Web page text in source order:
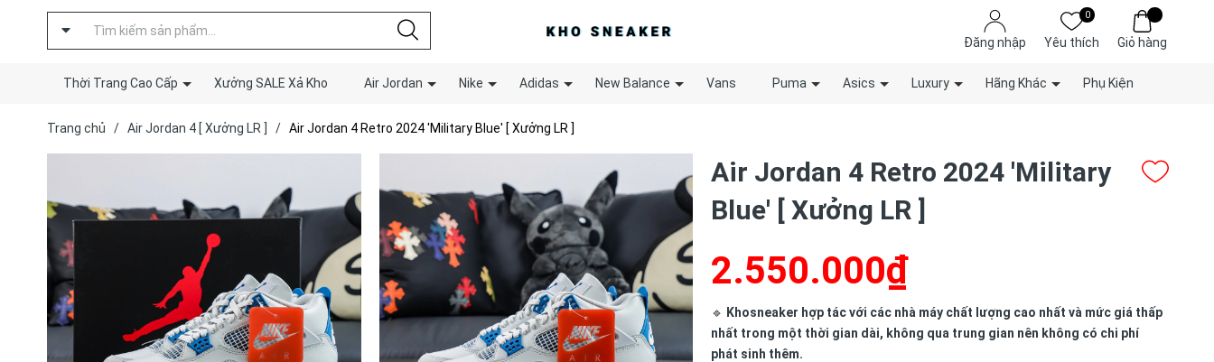
Đăng nhập
0
Yêu thích Giỏ hàng
Thời Trang Cao Cấp Xưởng SALE Xả Kho Air Jordan Nike Adidas New Balance Vans Puma Asics Luxury Hãng Khác Phụ Kiện
Trang chủ / Air Jordan 4 [ Xưởng LR ] / Air Jordan 4 Retro 2024 'Military Blue' [ Xưởng LR ]
Air Jordan 4 Retro 2024 'Military
Blue' [ Xưởng LR ]
2.550.000₫
🔹 Khosneaker hợp tác với các nhà máy chất lượng cao nhất và mức giá thấp
nhất trong một thời gian dài, không qua trung gian nên không có chi phí
phát sinh thêm.